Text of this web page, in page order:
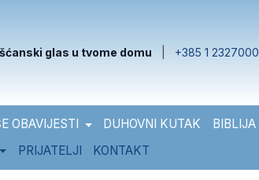
glas u tvome domu +385 1 2327000
OBAVIJESTI DUHOVNI KUTAK
BIBLIJA
PRIJATELJI KONTAKT